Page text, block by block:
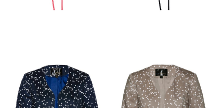
RÓŻOWE SZYFONOWE
BOLERKO PLUS SIZE
CZARNE SZYFONOWE
BOLERKO PLUS SIZE